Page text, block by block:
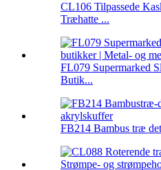
CL106 Tilpassede
Træhatte ...
FL079 Supermarked
Butik...
FB214 Bambus træ